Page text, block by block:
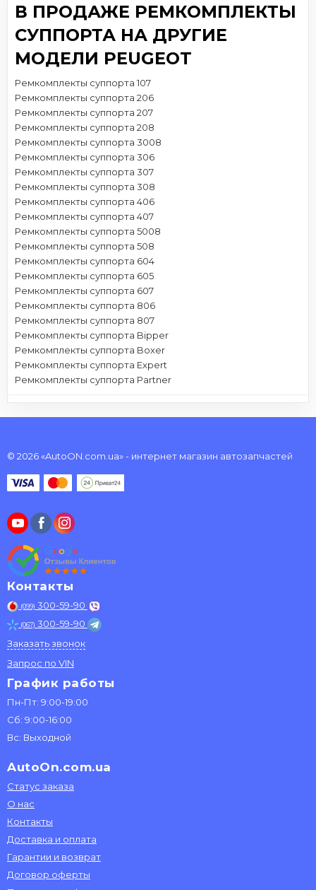
В ПРОДАЖЕ РЕМКОМПЛЕКТЫ
СУППОРТА НА ДРУГИЕ
МОДЕЛИ PEUGEOT
Ремкомплекты суппорта 107
Ремкомплекты суппорта 206
Ремкомплекты суппорта 207
Ремкомплекты суппорта 208
Ремкомплекты суппорта 3008
Ремкомплекты суппорта 306
Ремкомплекты суппорта 307
Ремкомплекты суппорта 308
Ремкомплекты суппорта 406
Ремкомплекты суппорта 407
Ремкомплекты суппорта 5008
Ремкомплекты суппорта 508
Ремкомплекты суппорта 604
Ремкомплекты суппорта 605
Ремкомплекты суппорта 607
Ремкомплекты суппорта 806
Ремкомплекты суппорта 807
Ремкомплекты суппорта Bipper
Ремкомплекты суппорта Boxer
Ремкомплекты суппорта Expert
Ремкомплекты суппорта Partner
© 2026 «AutoON.com.ua» - интернет магазин автозапчастей
Контакты
(099) 300-59-90
(067) 300-59-90
Заказать звонок
Запрос по VIN
График работы
Пн-Пт: 9:00-19:00
Сб: 9:00-16:00
Вс: Выходной
AutoOn.com.ua
Статус заказа
О нас
Контакты
Доставка и оплата
Гарантии и возврат
Договор оферты